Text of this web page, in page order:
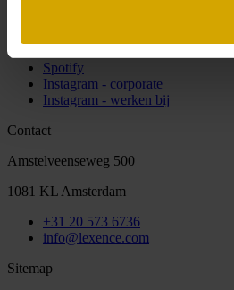
Spotify
Instagram - corporate
Instagram - werken bij
Contact
Amstelveenseweg 500
1081 KL Amsterdam
+31 20 573 6736
info@lexence.com
Sitemap